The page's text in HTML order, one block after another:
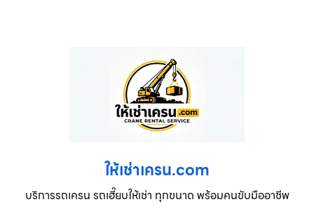
ให้เช่าเครน.com
บริการรถเครน รถเฮี๊ยบให้เช่า ทุกขนาด พร้อมคนขับมืออาชีพ